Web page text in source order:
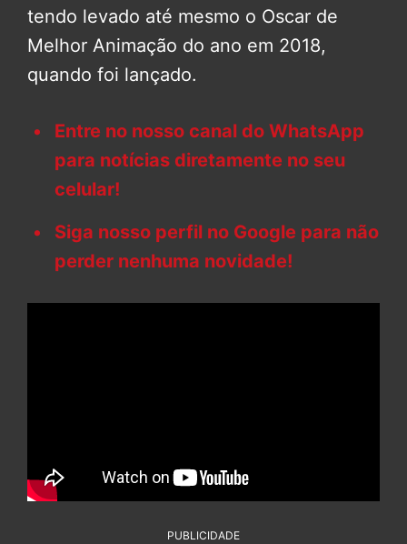
tendo levado até mesmo o Oscar de
Melhor Animação do ano em 2018,
quando foi lançado.
Entre no nosso canal do WhatsApp
para notícias diretamente no seu
celular!
Siga nosso perfil no Google para não
perder nenhuma novidade!
PUBLICIDADE